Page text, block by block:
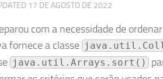
17 DE AGOSTO DE 2022
com a necessidade de
fornece a classe
java.util.Arrays.sort()